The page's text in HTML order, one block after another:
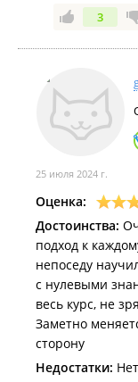
Однако
сентября,
внесли вами
выгнали а
посчитали
Вы ни разу
субботам,
неожиданно
не нужно!
28 сентября
не было,
быстро
предложить
В любом
неудобства!
Мы уважаем
уважительно
3
25 июля 2024 г.
Оценка:
Достоинства:
подход к
непоседу
с нулевыми
весь курс, не
Заметно
сторону
Недостатки: